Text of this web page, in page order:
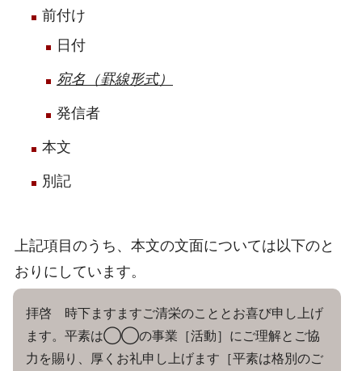
前付け
日付
宛名（罫線形式）
発信者
本文
別記
上記項目のうち、本文の文面については以下のと
おりにしています。
拝啓 時下ますますご清栄のこととお喜び申し上げ
ます。平素は◯◯の事業［活動］にご理解とご協
力を賜り、厚くお礼申し上げます［平素は格別のご